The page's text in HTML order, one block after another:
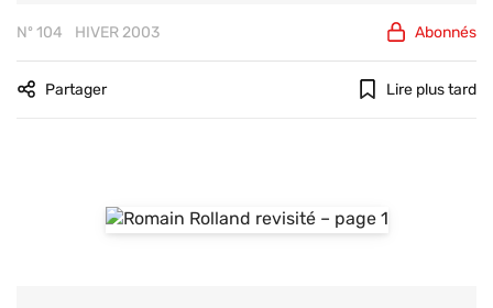
Nº 104 HIVER 2003 Abonnés
Partager Lire plus tard